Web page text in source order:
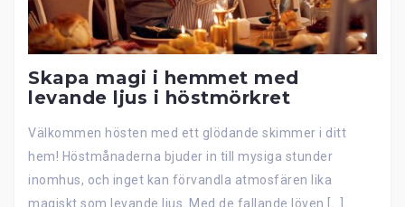
Skapa magi i hemmet med
levande ljus i höstmörkret
Välkommen hösten med ett glödande skimmer i ditt
hem! Höstmånaderna bjuder in till mysiga stunder
inomhus, och inget kan förvandla atmosfären lika
magiskt som levande ljus. Med de fallande löven […]